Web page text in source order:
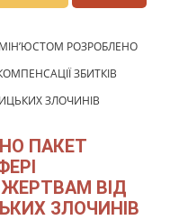
МІН’ЮСТОМ РОЗРОБЛЕНО
ЗБИТКІВ
ЗЛОЧИНІВ
ПАКЕТ
ЖЕРТВАМ ВІД
ЗЛОЧИНІВ